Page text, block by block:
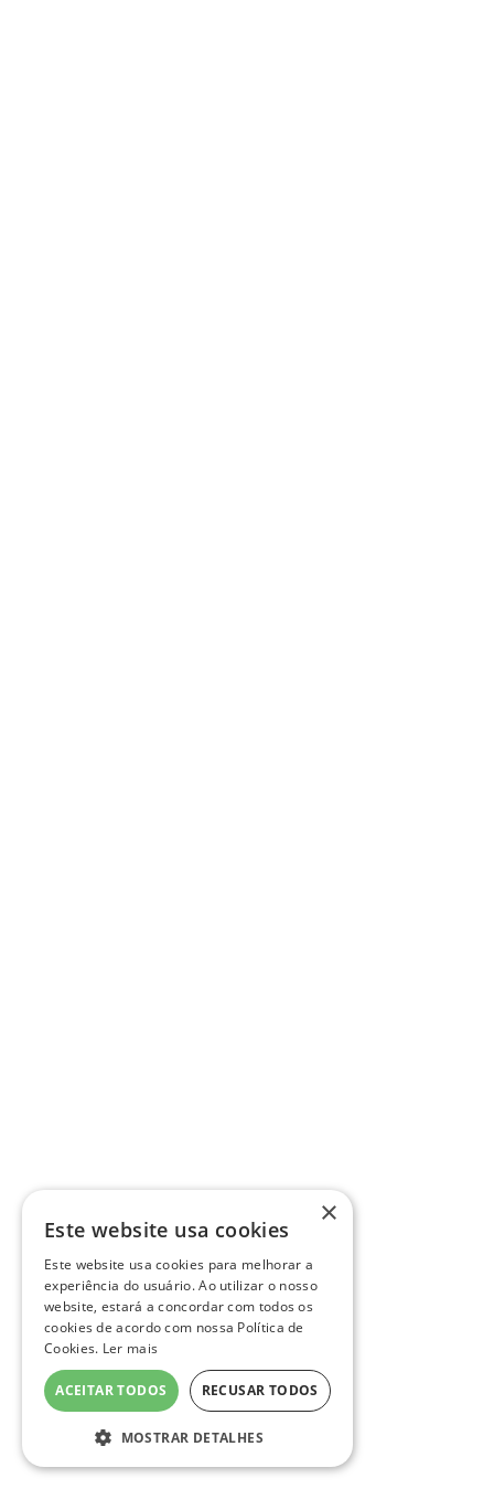
×
Este website usa cookies
Este website usa cookies para melhorar a
experiência do usuário. Ao utilizar o nosso
website, estará a concordar com todos os
cookies de acordo com nossa Política de
Cookies. Ler mais
ACEITAR TODOS RECUSAR TODOS
MOSTRAR DETALHES